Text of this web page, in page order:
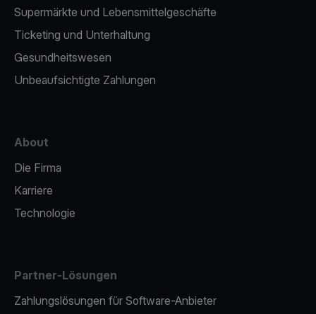
Supermärkte und Lebensmittelgeschäfte
Ticketing und Unterhaltung
Gesundheitswesen
Unbeaufsichtigte Zahlungen
About
Die Firma
Karriere
Technologie
Partner-Lösungen
Zahlungslösungen für Software-Anbieter